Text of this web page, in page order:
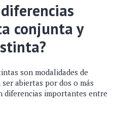
conjunta y
son modalidades de
abiertas por dos o más
diferencias importantes entre